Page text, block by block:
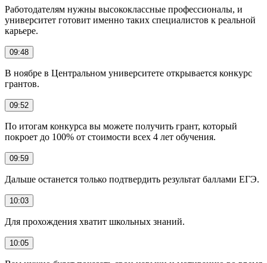
Работодателям нужны высококлассные профессионалы, и
университет готовит именно таких специалистов к реальной
карьере.
09:48
В ноябре в Центральном университете открывается конкурс
грантов.
09:52
По итогам конкурса вы можете получить грант, который
покроет до 100% от стоимости всех 4 лет обучения.
09:59
Дальше останется только подтвердить результат баллами ЕГЭ.
10:03
Для прохождения хватит школьных знаний.
10:05